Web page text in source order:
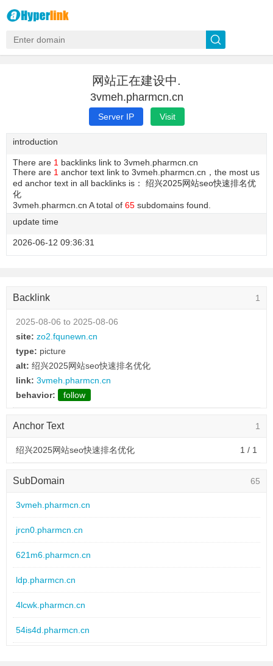
网站正在建设中.
3vmeh.pharmcn.cn
Server IP Visit
introduction
There are 1 backlinks link to 3vmeh.pharmcn.cn
There are 1 anchor text link to 3vmeh.pharmcn.cn，the most us
ed anchor text in all backlinks is： 绍兴2025网站seo快速排名优
化
3vmeh.pharmcn.cn A total of 65 subdomains found.
update time
2026-06-12 09:36:31
1
Backlink
2025-08-06 to 2025-08-06
site: zo2.fqunewn.cn
type: picture
alt: 绍兴2025网站seo快速排名优化
link: 3vmeh.pharmcn.cn
behavior:
follow
1
Anchor Text
绍兴2025网站seo快速排名优化 1 / 1
65
SubDomain
3vmeh.pharmcn.cn
jrcn0.pharmcn.cn
621m6.pharmcn.cn
ldp.pharmcn.cn
4lcwk.pharmcn.cn
54is4d.pharmcn.cn